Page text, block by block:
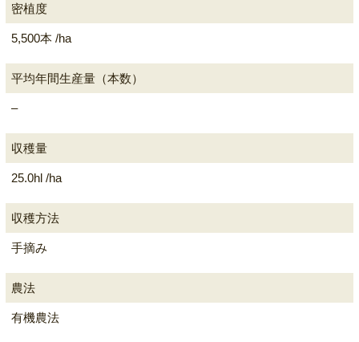
密植度
5,500本 /ha
平均年間生産量（本数）
–
収穫量
25.0hl /ha
収穫方法
手摘み
農法
有機農法